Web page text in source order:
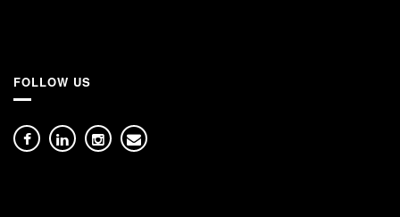
FOLLOW US